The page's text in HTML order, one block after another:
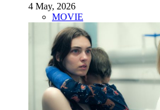
4 May, 2026
MOVIE